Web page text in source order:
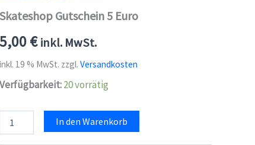
Skateshop Gutschein 5 Euro
5,00€ inkl. MwSt.
inkl. 19 % MwSt. zzgl. Versandkosten
Verfügbarkeit:20 vorrätig
Gutschein
In den Warenkorb